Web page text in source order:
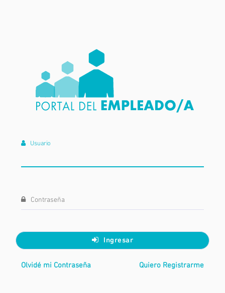
Usuario
Contraseña
Ingresar
Olvidé mi Contraseña Quiero Registrarme